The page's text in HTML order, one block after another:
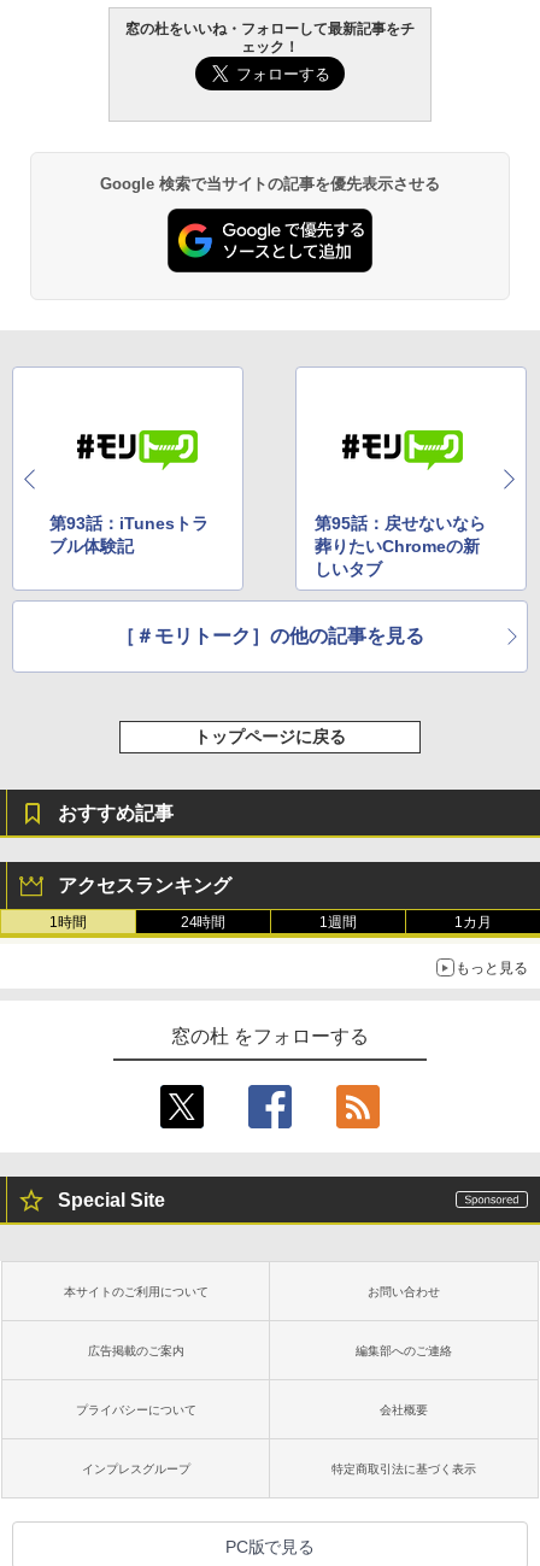
Microsoft Office Home & Business 202
4(最新 永続版)|オンラインコード版|Wind
ows11、10/mac対応|PC2台
Robloxギフトカード - 2,000 Robux 【限
定バーチャルアイテムを含む】 【オンラ
インゲームコード】 ロブロックス | オン
ラインコード版
￥3,200
定バーチャルアイテムを含む】 【オンラ
￥1,600
Windows版 | Minecraft (マインクラフ
ト): Java & Bedrock Edition | オンライ
￥3,600
ズ (はぴーイラストLabo)
￥480
ClaudeCode いちばんやさしい 教科書:
方 マニュアル AI副業にもコンテンツ作成
にもKindle出版にも！ 非エンジニアのた
めのAIコーディング入門シリーズ
￥99
bデザイン入門講座［第2版］
ードウェア・市販ソフトウェアのパーフ
ェクトリストと最新エミュレータ紹介
Amazon Kindle - 目に優しい、かさばら
ない、大きな画面で読みやすい、6週間持
続バッテリー、6インチディスプレイ電子
書籍リーダー、ブラック、16GB、広告な
Kindle Paperwhite シグニチャーエディ
ション (32GB) 7インチディスプレイ、明
るさ自動調整、色調調節ライト、12週間
持続バッテリー、広告なし、メタリック
ージ、防水、7インチカラーディスプレ
イ、色調調節ライト、最大8週間持続バッ
テリー、広告無し、ブラック (2025年発
￥31,980
New Amazon Kindle Scribe Colorsoft |
11インチカラーディスプレイ、64GBスト
レージ、ノート機能搭載、明るさ自動調
￥115,980
窓の杜をいいね・フォローして最新記事をチ
ェック！
Google 検索で当サイトの記事を優先表示させる
第93話：iTunesトラ
ブル体験記
第95話：戻せないなら
葬りたいChromeの新
しいタブ
［＃モリトーク］の他の記事を見る
トップページに戻る
おすすめ記事
アクセスランキング
1時間 24時間 1週間 1カ月
もっと見る
窓の杜 をフォローする
Special Site
本サイトのご利用について お問い合わせ
広告掲載のご案内 編集部へのご連絡
プライバシーについて 会社概要
インプレスグループ 特定商取引法に基づく表示
PC版で見る